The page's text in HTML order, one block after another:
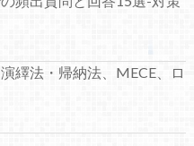
繹法・帰納法、MECE、ロ